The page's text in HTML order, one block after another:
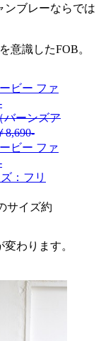
ンブレーならでは
意識したFOB。
ビー ファ
バーンズア
ビー ファ
：フリ
イズ約
わります。